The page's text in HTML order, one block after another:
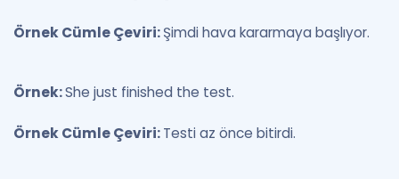
Örnek Cümle Çeviri:Şimdi hava kararmaya başlıyor.
Örnek:She just finished the test.
Örnek Cümle Çeviri:Testi az önce bitirdi.